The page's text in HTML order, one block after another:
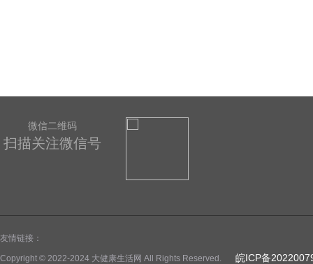
微信二维码
扫描关注微信号
友情链接：
Copyright © 2022-2024 大健康生活网 All Rights Reserved. 皖ICP备